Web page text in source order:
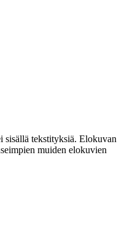
sisällä tekstityksiä. Elokuvan
muiden elokuvien